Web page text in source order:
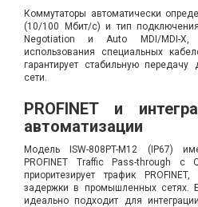
Коммутаторы автоматически
(10/100 Мбит/с) и тип
Negotiation и Auto MDI/MDI-X,
использования специальных
гарантирует стабильную
сети.
PROFINET и
автоматизации
Модель ISW-808PT-M12 (IP67)
PROFINET Traffic Pass-through с
приоритезирует трафик
задержки в промышленных сетях.
идеально подходит для